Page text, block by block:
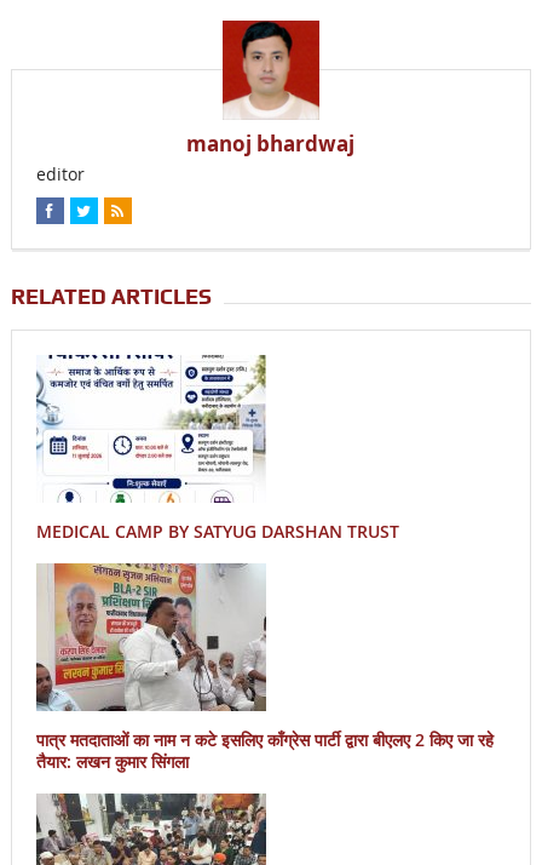
manoj bhardwaj
editor
RELATED ARTICLES
MEDICAL CAMP BY SATYUG DARSHAN TRUST
पात्र मतदाताओं का नाम न कटे इसलिए काँग्रेस पार्टी द्वारा बीएलए 2 किए जा रहे
तैयार: लखन कुमार सिंगला